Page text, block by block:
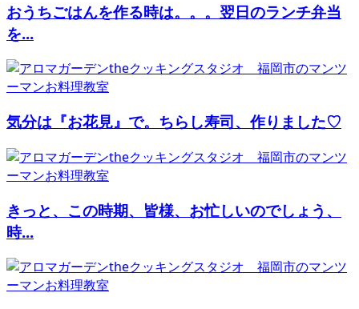
おうちごはんを作る時は。。。翌日のランチ弁当
を...
気分は『お花見』で。ちらし寿司、作りました♡
きっと、この時期、皆様、お忙しいのでしょう、
時...